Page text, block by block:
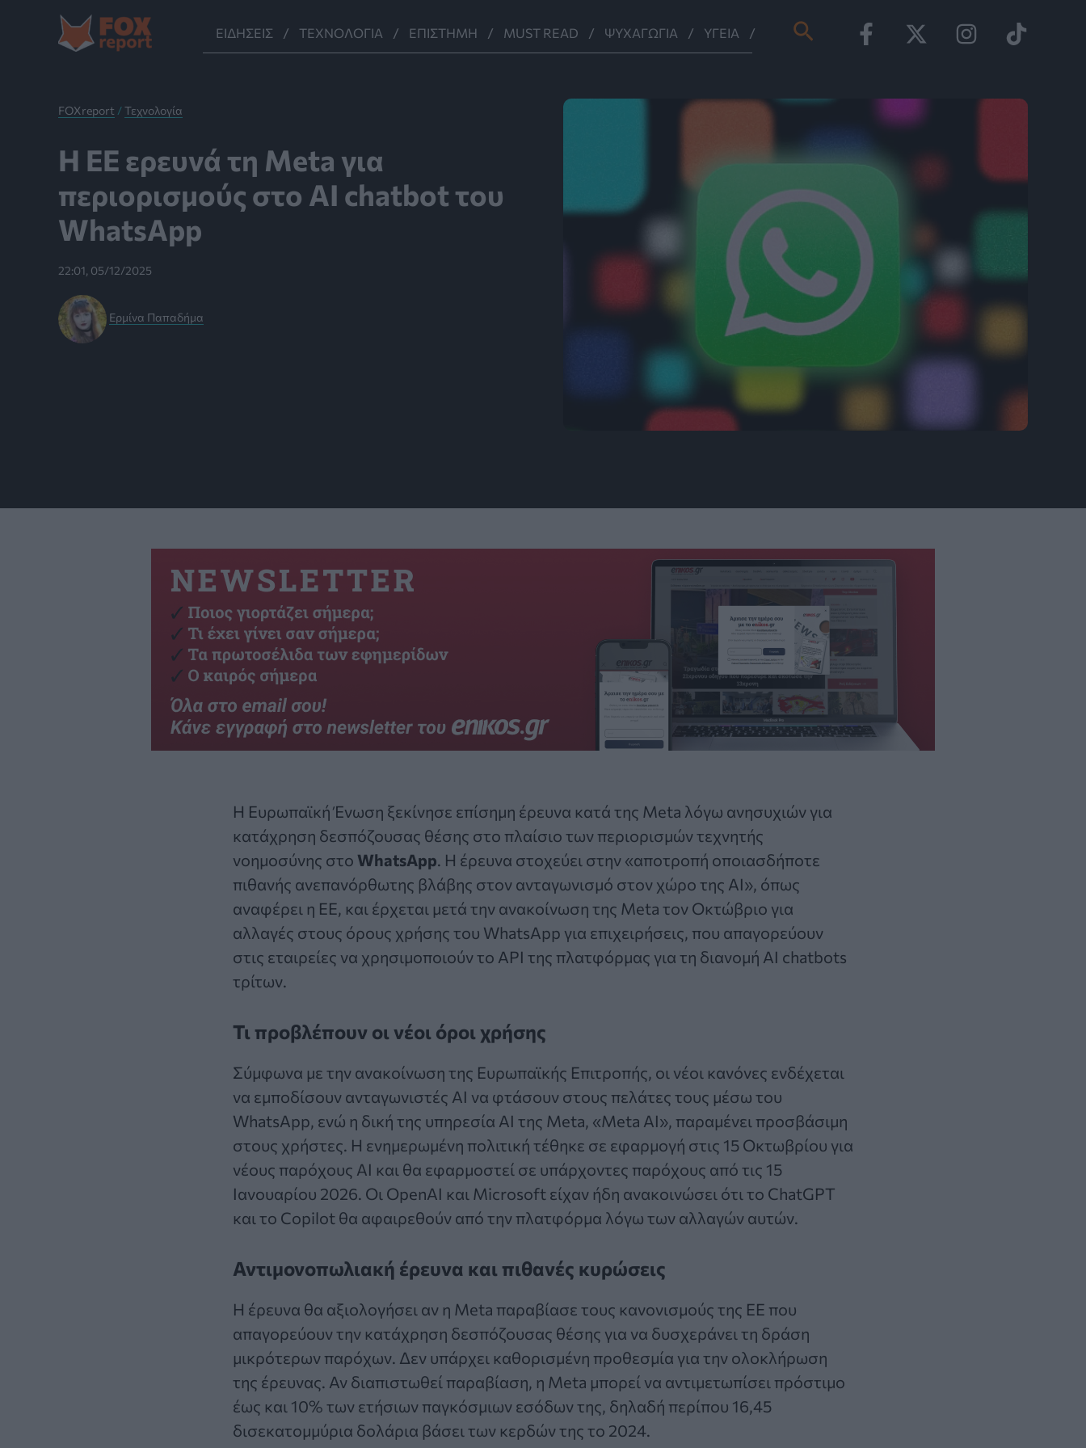
Μετάβαση
περιεχόμενο
ΕΙΔΉΣΕΙΣ ΤΕΧΝΟΛΟΓΊΑ ΕΠΙΣΤΉΜΗ MUST READ ΨΥΧΑΓΩΓΊΑ ΥΓΕΊΑ Αναζήτηση
FOXreport /Τεχνολογία
Η ΕΕ ερευνά τη Meta για
περιορισμούς στο AI chatbot του
WhatsApp
22:01, 05/12/2025
Ερμίνα Παπαδήμα
Η Ευρωπαϊκή Ένωση ξεκίνησε επίσημη έρευνα κατά της Meta λόγω ανησυχιών για
κατάχρηση δεσπόζουσας θέσης στο πλαίσιο των περιορισμών τεχνητής
νοημοσύνης στο WhatsApp. Η έρευνα στοχεύει στην «αποτροπή οποιασδήποτε
πιθανής ανεπανόρθωτης βλάβης στον ανταγωνισμό στον χώρο της AI», όπως
αναφέρει η ΕΕ, και έρχεται μετά την ανακοίνωση της Meta τον Οκτώβριο για
αλλαγές στους όρους χρήσης του WhatsApp για επιχειρήσεις, που απαγορεύουν
στις εταιρείες να χρησιμοποιούν το API της πλατφόρμας για τη διανομή AI chatbots
τρίτων.
Τι προβλέπουν οι νέοι όροι χρήσης
Σύμφωνα με την ανακοίνωση της Ευρωπαϊκής Επιτροπής, οι νέοι κανόνες ενδέχεται
να εμποδίσουν ανταγωνιστές AI να φτάσουν στους πελάτες τους μέσω του
WhatsApp, ενώ η δική της υπηρεσία AI της Meta, «Meta AI», παραμένει προσβάσιμη
στους χρήστες. Η ενημερωμένη πολιτική τέθηκε σε εφαρμογή στις 15 Οκτωβρίου για
νέους παρόχους AI και θα εφαρμοστεί σε υπάρχοντες παρόχους από τις 15
Ιανουαρίου 2026. Οι OpenAI και Microsoft είχαν ήδη ανακοινώσει ότι το ChatGPT
και το Copilot θα αφαιρεθούν από την πλατφόρμα λόγω των αλλαγών αυτών.
Αντιμονοπωλιακή έρευνα και πιθανές κυρώσεις
Η έρευνα θα αξιολογήσει αν η Meta παραβίασε τους κανονισμούς της ΕΕ που
απαγορεύουν την κατάχρηση δεσπόζουσας θέσης για να δυσχεράνει τη δράση
μικρότερων παρόχων. Δεν υπάρχει καθορισμένη προθεσμία για την ολοκλήρωση
της έρευνας. Αν διαπιστωθεί παραβίαση, η Meta μπορεί να αντιμετωπίσει πρόστιμο
έως και 10% των ετήσιων παγκόσμιων εσόδων της, δηλαδή περίπου 16,45
δισεκατομμύρια δολάρια βάσει των κερδών της το 2024.